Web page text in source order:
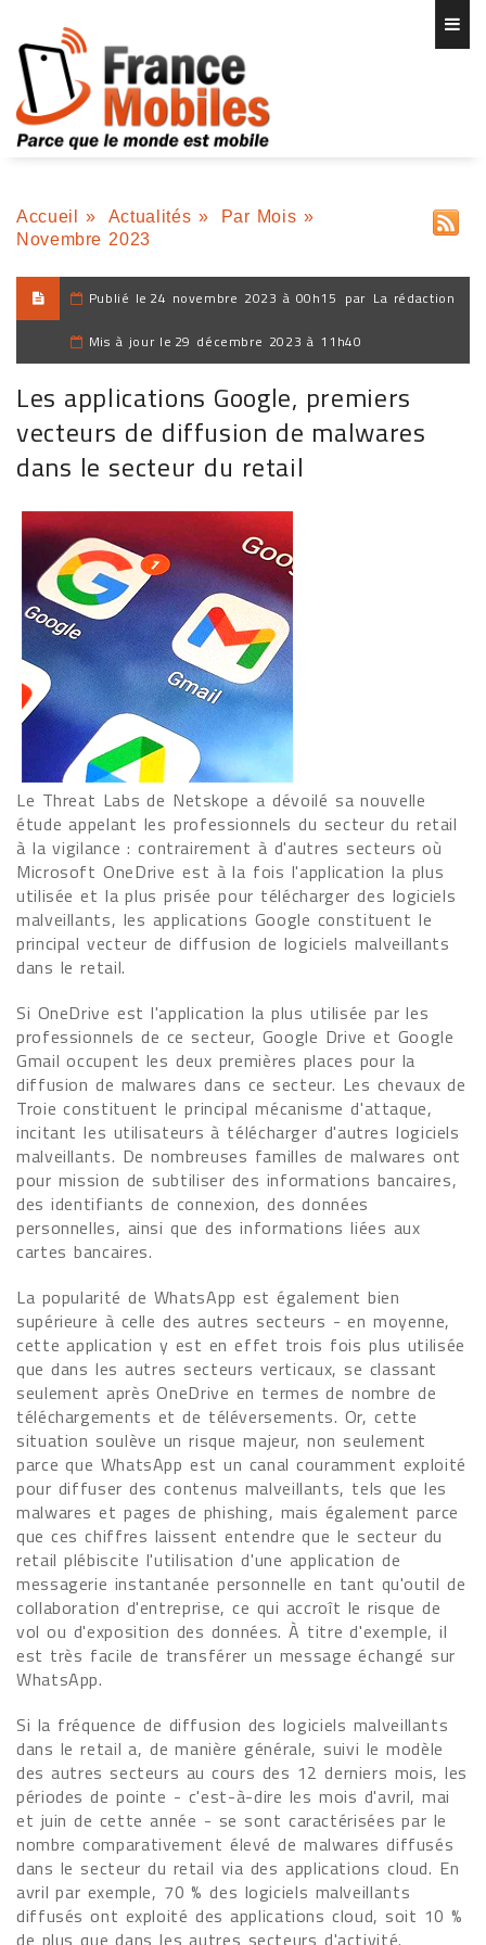
Accueil » Actualités » Par Mois »
Novembre 2023
Publié le 24 novembre 2023 à 00h15 par La rédaction
Mis à jour le 29 décembre 2023 à 11h40
Les applications Google, premiers
vecteurs de diffusion de malwares
dans le secteur du retail
Le Threat Labs de Netskope a dévoilé sa nouvelle
étude appelant les professionnels du secteur du retail
à la vigilance : contrairement à d'autres secteurs où
Microsoft OneDrive est à la fois l'application la plus
utilisée et la plus prisée pour télécharger des logiciels
malveillants, les applications Google constituent le
principal vecteur de diffusion de logiciels malveillants
dans le retail.
Si OneDrive est l'application la plus utilisée par les
professionnels de ce secteur, Google Drive et Google
Gmail occupent les deux premières places pour la
diffusion de malwares dans ce secteur. Les chevaux de
Troie constituent le principal mécanisme d'attaque,
incitant les utilisateurs à télécharger d'autres logiciels
malveillants. De nombreuses familles de malwares ont
pour mission de subtiliser des informations bancaires,
des identifiants de connexion, des données
personnelles, ainsi que des informations liées aux
cartes bancaires.
La popularité de WhatsApp est également bien
supérieure à celle des autres secteurs - en moyenne,
cette application y est en effet trois fois plus utilisée
que dans les autres secteurs verticaux, se classant
seulement après OneDrive en termes de nombre de
téléchargements et de téléversements. Or, cette
situation soulève un risque majeur, non seulement
parce que WhatsApp est un canal couramment exploité
pour diffuser des contenus malveillants, tels que les
malwares et pages de phishing, mais également parce
que ces chiffres laissent entendre que le secteur du
retail plébiscite l'utilisation d'une application de
messagerie instantanée personnelle en tant qu'outil de
collaboration d'entreprise, ce qui accroît le risque de
vol ou d'exposition des données. À titre d'exemple, il
est très facile de transférer un message échangé sur
WhatsApp.
Si la fréquence de diffusion des logiciels malveillants
dans le retail a, de manière générale, suivi le modèle
des autres secteurs au cours des 12 derniers mois, les
périodes de pointe - c'est-à-dire les mois d'avril, mai
et juin de cette année - se sont caractérisées par le
nombre comparativement élevé de malwares diffusés
dans le secteur du retail via des applications cloud. En
avril par exemple, 70 % des logiciels malveillants
diffusés ont exploité des applications cloud, soit 10 %
de plus que dans les autres secteurs d'activité.